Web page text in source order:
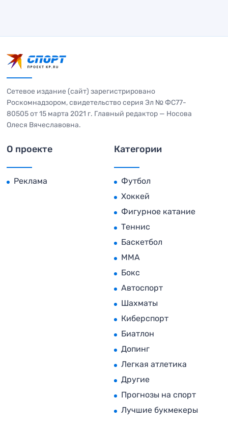
Сетевое издание (сайт) зарегистрировано
Роскомнадзором, свидетельство серия Эл № ФС77-
80505 от 15 марта 2021 г. Главный редактор — Носова
Олеся Вячеславовна.
О проекте
Реклама
Категории
Футбол
Хоккей
Фигурное катание
Теннис
Баскетбол
MMA
Бокс
Автоспорт
Шахматы
Киберспорт
Биатлон
Допинг
Легкая атлетика
Другие
Прогнозы на спорт
Лучшие букмекеры